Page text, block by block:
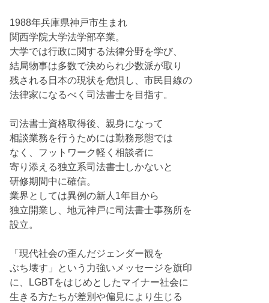
1988年兵庫県神戸市生まれ
関西学院大学法学部卒業。
大学では行政に関する法律分野を学び、
結局物事は多数で決められ少数派が取り
残される日本の現状を危惧し、市民目線の
法律家になるべく司法書士を目指す。
司法書士資格取得後、親身になって
相談業務を行うためには勤務形態では
なく、フットワーク軽く相談者に
寄り添える独立系司法書士しかないと
研修期間中に確信。
業界としては異例の新人1年目から
独立開業し、地元神戸に司法書士事務所を
設立。
「現代社会の歪んだジェンダー観を
ぶち壊す」という力強いメッセージを旗印
に、LGBTをはじめとしたマイナー社会に
生きる方たちが差別や偏見により生じる